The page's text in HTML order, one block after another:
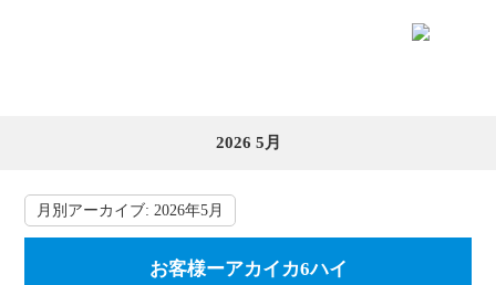
2026 5月
月別アーカイブ:2026年5月
お客様ーアカイカ6ハイ